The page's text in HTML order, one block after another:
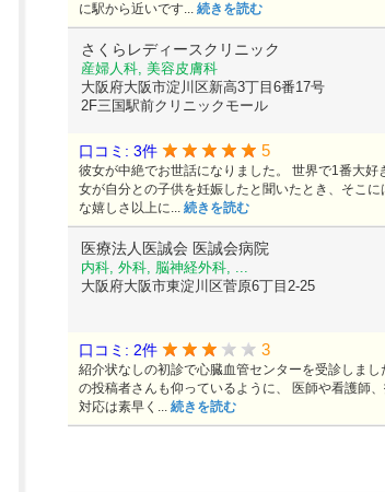
に駅から近いです... 続きを読む
さくらレディースクリニック
産婦人科, 美容皮膚科
大阪府大阪市淀川区新高3丁目6番17号
2F三国駅前クリニックモール
口コミ: 3件 5
彼女が中絶でお世話になりました。 世界で1番大好
女が自分との子供を妊娠したと聞いたとき、そこに
な嬉しさ以上に... 続きを読む
医療法人医誠会 医誠会病院
内科, 外科, 脳神経外科, ...
大阪府大阪市東淀川区菅原6丁目2-25
口コミ: 2件 3
紹介状なしの初診で心臓血管センターを受診しまし
の投稿者さんも仰っているように、 医師や看護師
対応は素早く... 続きを読む